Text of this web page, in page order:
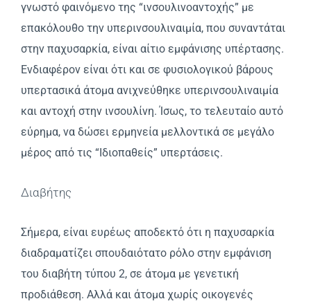
γνωστό φαινόμενο της “ινσουλινοαντοχής” με
επακόλουθο την υπερινσουλιναιμία, που συναντάται
στην παχυσαρκία, είναι αίτιο εμφάνισης υπέρτασης.
Ενδιαφέρον είναι ότι και σε φυσιολογικού βάρους
υπερτασικά άτομα ανιχνεύθηκε υπερινσουλιναιμία
και αντοχή στην ινσουλίνη. Ίσως, το τελευταίο αυτό
εύρημα, να δώσει ερμηνεία μελλοντικά σε μεγάλο
μέρος από τις “Iδιοπαθείς” υπερτάσεις.
Διαβήτης
Σήμερα, είναι ευρέως αποδεκτό ότι η παχυσαρκία
διαδραματίζει σπουδαιότατο ρόλο στην εμφάνιση
του διαβήτη τύπου 2, σε άτομα με γενετική
προδιάθεση. Aλλά και άτομα χωρίς οικογενές